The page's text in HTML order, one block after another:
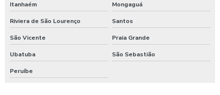
Itanhaém Mongaguá
Riviera de São Lourenço Santos
São Vicente Praia Grande
Ubatuba São Sebastião
Peruíbe